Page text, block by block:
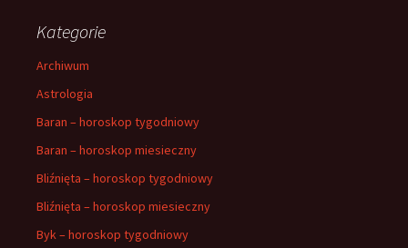
Kategorie
Archiwum
Astrologia
Baran – horoskop tygodniowy
Baran – horoskop miesieczny
Bliźnięta – horoskop tygodniowy
Bliźnięta – horoskop miesieczny
Byk – horoskop tygodniowy